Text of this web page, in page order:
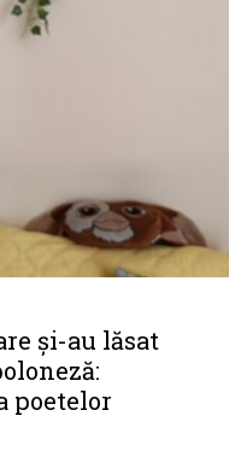
și-au lăsat
poetelor